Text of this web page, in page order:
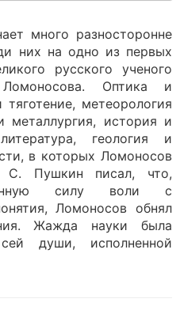
много разносторонне
них на одно из первых
русского ученого
Оптика и
метеорология
металлургия, история и
геология и
в которых Ломоносов
С. Пушкин писал, что,
силу воли с
Ломоносов обнял
Жажда науки была
души, исполненной